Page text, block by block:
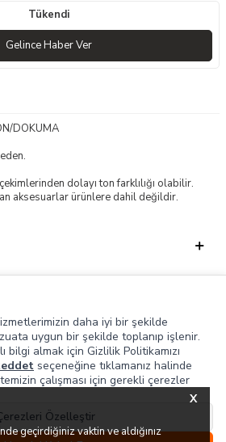
X
geçirdiğiniz vaktin ve aldığınız
Tükendi
Gelince Haber Ver
DOKUMA
dolayı ton farklılığı olabilir.
aksesuarlar ürünlere dahil değildir.
daha iyi bir şekilde
uygun bir şekilde toplanıp işlenir.
bilgi almak için Gizlilik Politikamızı
seçeneğine tıklamanız halinde
çalışması için gerekli çerezler
Özelleştir